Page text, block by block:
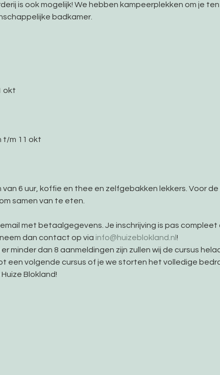
is ook mogelijk! We hebben kampeerplekken om je
badkamer.
okt
t/m 11 okt
6 uur, koffie en thee en zelfgebakken lekkers. Voor de
samen van te eten.
met betaalgegevens. Je inschrijving is pas compleet
dan contact op via info@huizeblokland.nl !
minder dan 8 aanmeldingen zijn zullen wij de cursus
een volgende cursus of je we storten het volledige
Blokland!